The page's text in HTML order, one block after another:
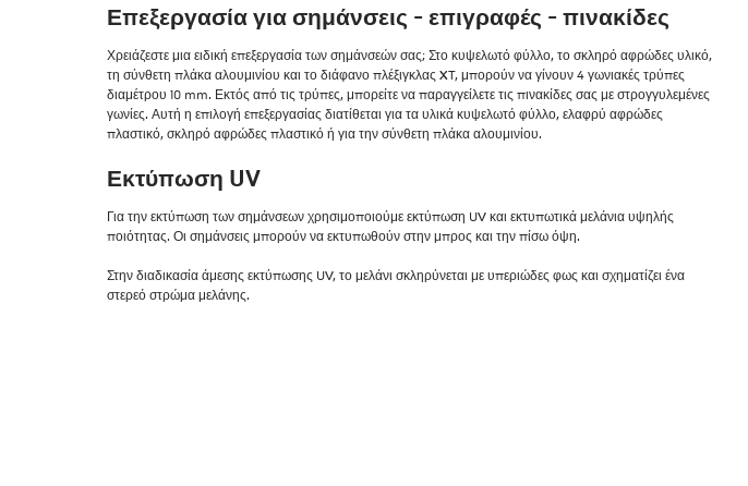
Επεξεργασία για σημάνσεις - επιγραφές - πινακίδες
Χρειάζεστε μια ειδική επεξεργασία των σημάνσεών σας; Στο κυψελωτό φύλλο, το σκληρό αφρώδες υλικό,
τη σύνθετη πλάκα αλουμινίου και το διάφανο πλέξιγκλας XT, μπορούν να γίνουν 4 γωνιακές τρύπες
διαμέτρου 10 mm. Εκτός από τις τρύπες, μπορείτε να παραγγείλετε τις πινακίδες σας με στρογγυλεμένες
γωνίες. Αυτή η επιλογή επεξεργασίας διατίθεται για τα υλικά κυψελωτό φύλλο, ελαφρύ αφρώδες
πλαστικό, σκληρό αφρώδες πλαστικό ή για την σύνθετη πλάκα αλουμινίου.
Εκτύπωση UV
Για την εκτύπωση των σημάνσεων χρησιμοποιούμε εκτύπωση UV και εκτυπωτικά μελάνια υψηλής
ποιότητας. Οι σημάνσεις μπορούν να εκτυπωθούν στην μπρος και την πίσω όψη.
Στην διαδικασία άμεσης εκτύπωσης UV, το μελάνι σκληρύνεται με υπεριώδες φως και σχηματίζει ένα
στερεό στρώμα μελάνης.